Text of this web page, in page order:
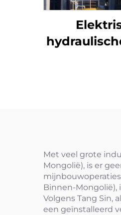
Met veel grote
Mongolië), is er
Binnen-Mongolië),
Volgens Tang Sin,
een geïnstalleerd